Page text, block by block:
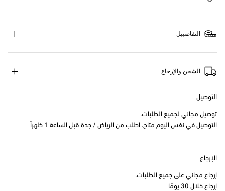
التفاصييل
الشحن والإرجاع
التوصيل
توصيل مجاني لجميع الطلبات.
التوصيل في نفس اليوم متاح. اطلب من الرياض / جدة قبل الساعة 1 ظهراً
الإرجاع
إرجاع مجاني على جميع الطلبات.
إرجاع خلال 30 يومًا